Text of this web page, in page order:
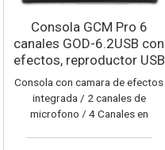
Consola GCM Pro 6
canales GOD-6.2USB con
efectos, reproductor USB
Consola con camara de efectos
integrada / 2 canales de
microfono / 4 Canales en